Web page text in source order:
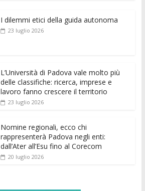
ai
l s
p
ss
e
er
di e di
I dilemmi etici della guida autonoma
23 luglio 2026
L’Università di Padova vale molto più
delle classifiche: ricerca, imprese e
lavoro fanno crescere il territorio
23 luglio 2026
Nomine regionali, ecco chi
rappresenterà Padova negli enti:
dall’Ater all’Esu fino al Corecom
20 luglio 2026